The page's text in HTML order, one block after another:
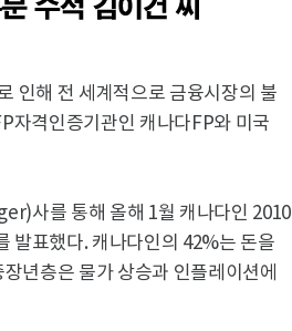
인해 전 세계적으로 금융시장의 불
자격인증기관인 캐나다FP와 미국
사를 통해 올해 1월 캐나다인 2010
표했다. 캐나다인의 42%는 돈을
년층은 물가 상승과 인플레이션에